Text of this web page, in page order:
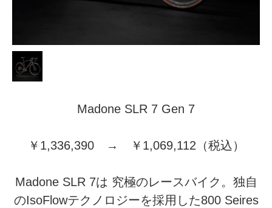
Madone SLR 7 Gen 7
￥1,336,390 → ￥1,069,112（税込）
Madone SLR 7は 究極のレースバイク。独自
のIsoFlowテクノロジーを採用した800 Seires